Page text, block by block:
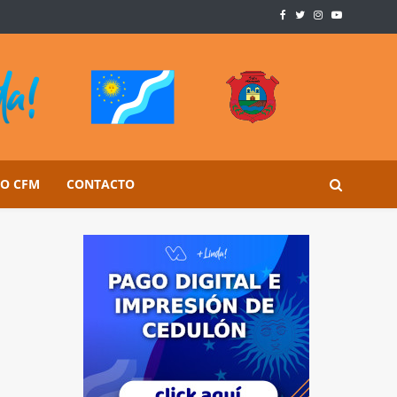
CFM CONTACTO